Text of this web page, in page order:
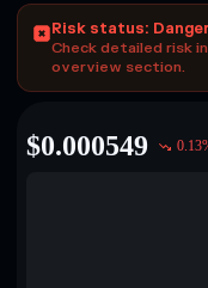
Risk status: Danger
Check detailed risk
overview section.
$0.000549 0.13